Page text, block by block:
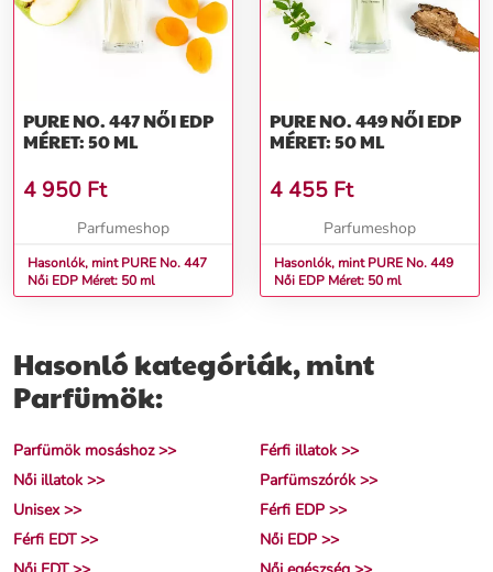
PURE NO. 447 NŐI EDP
MÉRET: 50 ML
4 950 Ft
Parfumeshop
Hasonlók, mint PURE No. 447
Női EDP Méret: 50 ml
PURE NO. 449 NŐI EDP
MÉRET: 50 ML
4 455 Ft
Parfumeshop
Hasonlók, mint PURE No. 449
Női EDP Méret: 50 ml
Hasonló kategóriák, mint
Parfümök:
Parfümök mosáshoz >>
Férfi illatok >>
Női illatok >>
Parfümszórók >>
Unisex >>
Férfi EDP >>
Férfi EDT >>
Női EDP >>